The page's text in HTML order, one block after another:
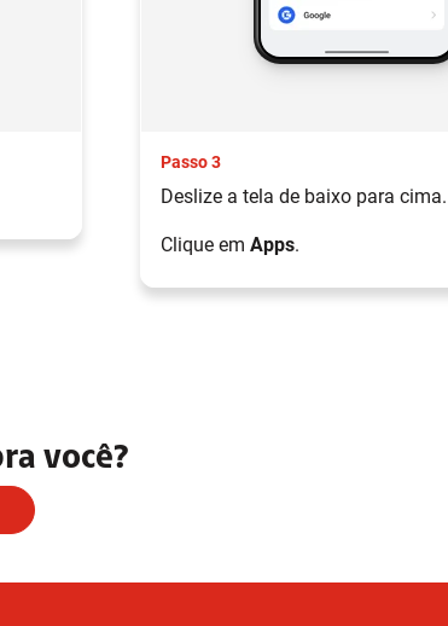
Passo 3
Deslize a tela de baixo para cima.
Clique emApps.
você?